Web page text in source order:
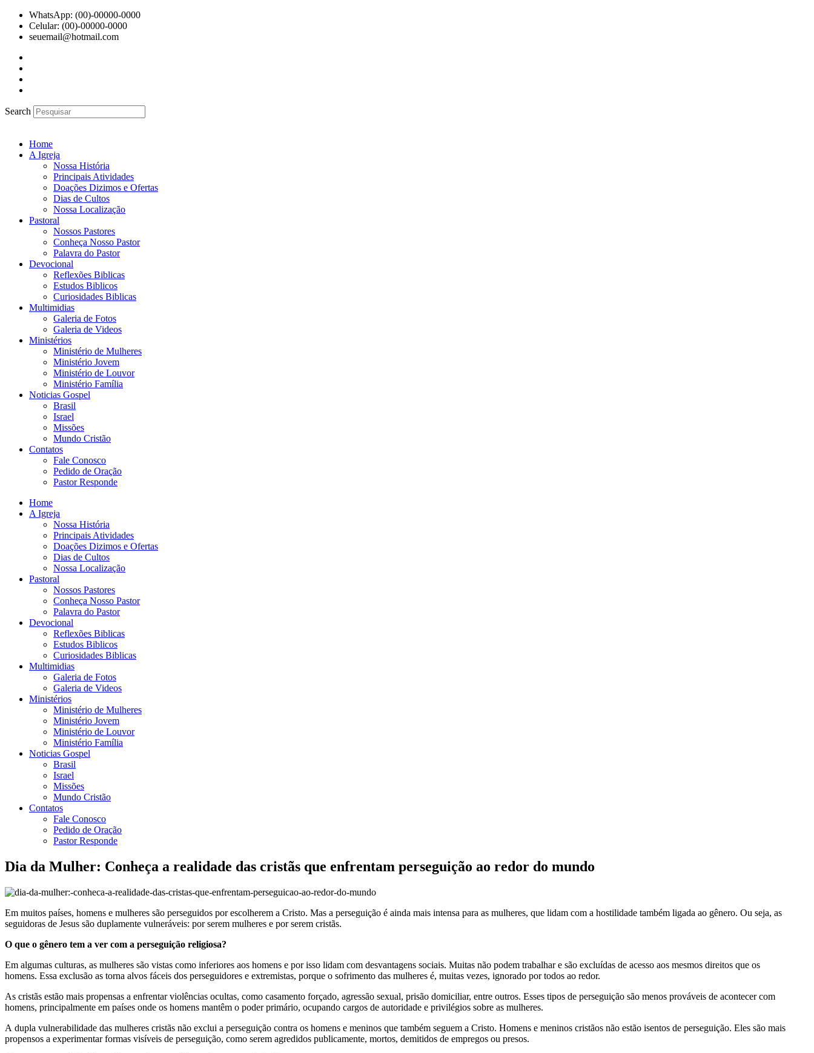
para
WhatsApp: (00)-00000-0000
Celular: (00)-00000-0000
seuemail@hotmail.com
Search
Home
A Igreja
Nossa História
Principais Atividades
Doações Dizimos e Ofertas
Dias de Cultos
Nossa Localização
Pastoral
Nossos Pastores
Conheça Nosso Pastor
Palavra do Pastor
Devocional
Reflexões Biblicas
Estudos Biblicos
Curiosidades Biblicas
Multimidias
Galeria de Fotos
Galeria de Videos
Ministérios
Ministério de Mulheres
Ministério Jovem
Ministério de Louvor
Ministério Família
Noticias Gospel
Brasil
Israel
Missões
Mundo Cristão
Contatos
Fale Conosco
Pedido de Oração
Pastor Responde
Home
A Igreja
Nossa História
Principais Atividades
Doações Dizimos e Ofertas
Dias de Cultos
Nossa Localização
Pastoral
Nossos Pastores
Conheça Nosso Pastor
Palavra do Pastor
Devocional
Reflexões Biblicas
Estudos Biblicos
Curiosidades Biblicas
Multimidias
Galeria de Fotos
Galeria de Videos
Ministérios
Ministério de Mulheres
Ministério Jovem
Ministério de Louvor
Ministério Família
Noticias Gospel
Brasil
Israel
Missões
Mundo Cristão
Contatos
Fale Conosco
Pedido de Oração
Pastor Responde
Dia da Mulher: Conheça a realidade das cristãs que enfrentam perseguição ao redor do mundo
Em muitos países, homens e mulheres são perseguidos por escolherem a Cristo. Mas a perseguição é ainda mais intensa para as mulheres, que lidam com a hostilidade também ligada ao gênero. Ou seja, as
seguidoras de Jesus são duplamente vulneráveis: por serem mulheres e por serem cristãs.
O que o gênero tem a ver com a perseguição religiosa?
Em algumas culturas, as mulheres são vistas como inferiores aos homens e por isso lidam com desvantagens sociais. Muitas não podem trabalhar e são excluídas de acesso aos mesmos direitos que os
homens. Essa exclusão as torna alvos fáceis dos perseguidores e extremistas, porque o sofrimento das mulheres é, muitas vezes, ignorado por todos ao redor.
As cristãs estão mais propensas a enfrentar violências ocultas, como casamento forçado, agressão sexual, prisão domiciliar, entre outros. Esses tipos de perseguição são menos prováveis de acontecer com
homens, principalmente em países onde os homens mantêm o poder primário, ocupando cargos de autoridade e privilégios sobre as mulheres.
A dupla vulnerabilidade das mulheres cristãs não exclui a perseguição contra os homens e meninos que também seguem a Cristo. Homens e meninos cristãos não estão isentos de perseguição. Eles são mais
propensos a experimentar formas visíveis de perseguição, como serem agredidos publicamente, mortos, demitidos de empregos ou presos.